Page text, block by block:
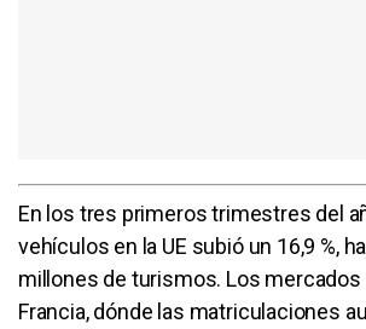
En los tres primeros trimestres del
vehículos en la UE subió un 16,9 %,
millones de turismos. Los mercados
Francia, dónde las matriculaciones